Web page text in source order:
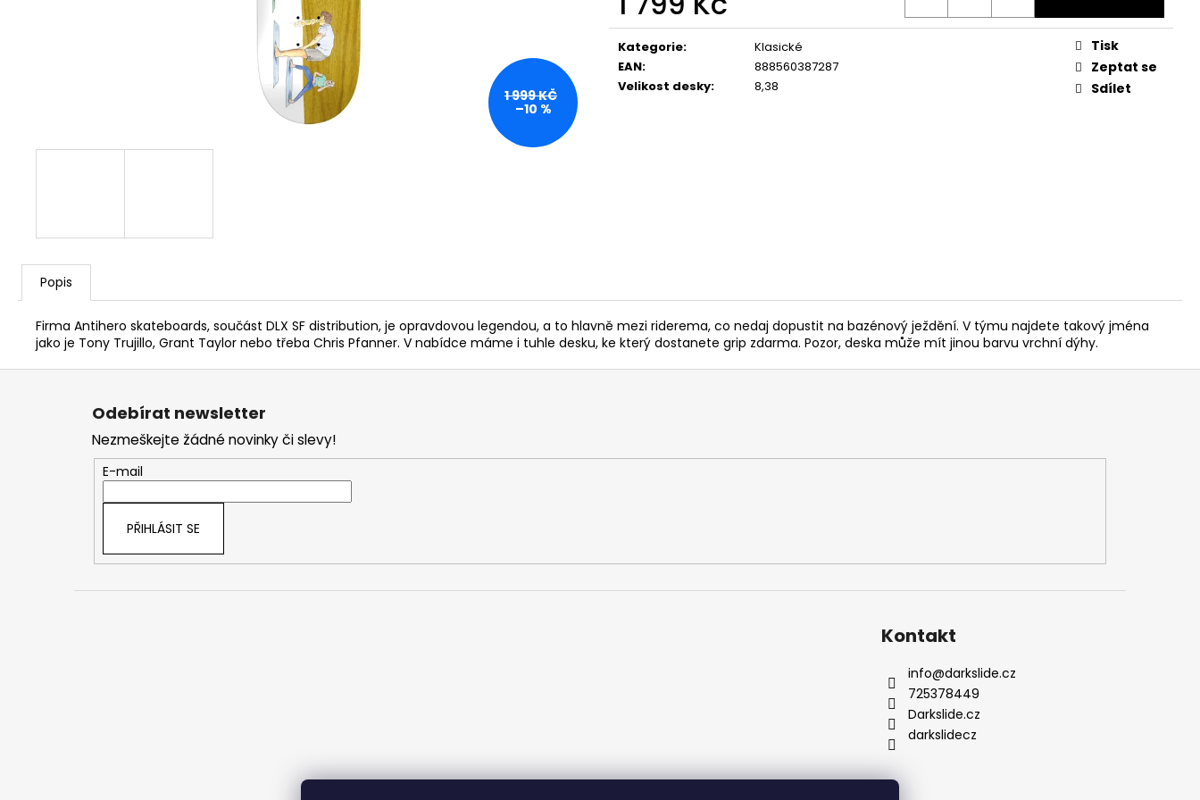
Měrná
cena:
Kategorie:
Klasické
EAN:
888560387287
Velikost desky: 8,38
Tisk
Zeptat se
Sdílet
1 999 KČ
–10 %
Popis
Firma Antihero skateboards, součást DLX SF distribution, je opravdovou legendou, a to hlavně mezi riderema, co nedaj dopustit na bazénový ježdění. V týmu najdete takový jména
jako je Tony Trujillo, Grant Taylor nebo třeba Chris Pfanner. V nabídce máme i tuhle desku, ke který dostanete grip zdarma. Pozor, deska může mít jinou barvu vrchní dýhy.
Z
Odebírat newsletter
Nezmeškejte žádné novinky či slevy!
E-mail
PŘIHLÁSIT SE
Kontakt
info@darkslide.cz
725378449
Darkslide.cz
darkslidecz